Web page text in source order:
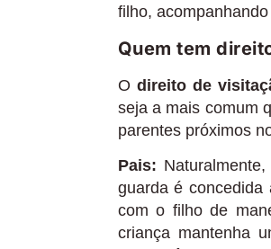
filho,
Quem tem
O direito de
seja a mais comum
parentes próximos
Pais:
guarda é
com o filho de
criança mantenha